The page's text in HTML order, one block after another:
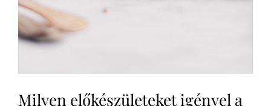
Milyen előkészületeket igényel a